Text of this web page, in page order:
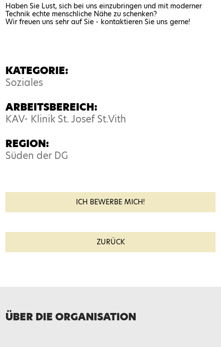
Haben Sie Lust, sich bei uns einzubringen und mit moderner
Technik echte menschliche Nähe zu schenken?
Wir freuen uns sehr auf Sie - kontaktieren Sie uns gerne!
KATEGORIE:
Soziales
ARBEITSBEREICH:
KAV- Klinik St. Josef St.Vith
REGION:
Süden der DG
ICH BEWERBE MICH!
Telefon
ZURÜCK
ÜBER DIE ORGANISATION